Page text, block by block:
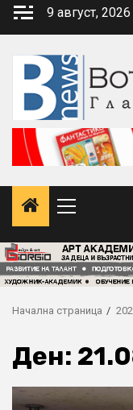
Skip
9 август, 2026
Primary
Начална страница
Ден: